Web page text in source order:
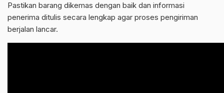
Pastikan barang dikemas dengan baik dan informasi
penerima ditulis secara lengkap agar proses pengiriman
berjalan lancar.